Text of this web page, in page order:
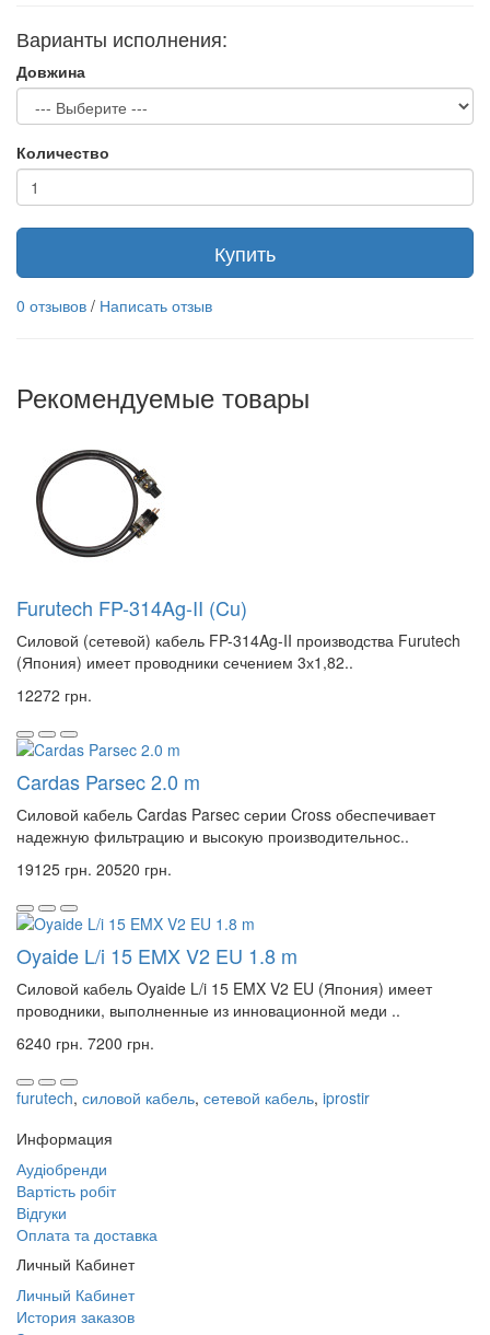
Варианты исполнения:
Довжина
Количество
Купить
0 отзывов / Написать отзыв
Рекомендуемые товары
Furutech FP-314Ag-II (Cu)
Силовой (сетевой) кабель FP-314Ag-II производства Furutech
(Япония) имеет проводники сечением 3х1,82..
12272 грн.
Cardas Parsec 2.0 m
Силовой кабель Cardas Parsec серии Cross обеспечивает
надежную фильтрацию и высокую производительнос..
19125 грн. 20520 грн.
Oyaide L/i 15 EMX V2 EU 1.8 m
Силовой кабель Oyaide L/i 15 EMX V2 EU (Япония) имеет
проводники, выполненные из инновационной меди ..
6240 грн. 7200 грн.
furutech, силовой кабель, сетевой кабель, iprostir
Информация
Аудіобренди
Вартість робіт
Відгуки
Оплата та доставка
Личный Кабинет
Личный Кабинет
История заказов